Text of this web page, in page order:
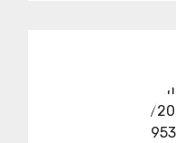
../
/